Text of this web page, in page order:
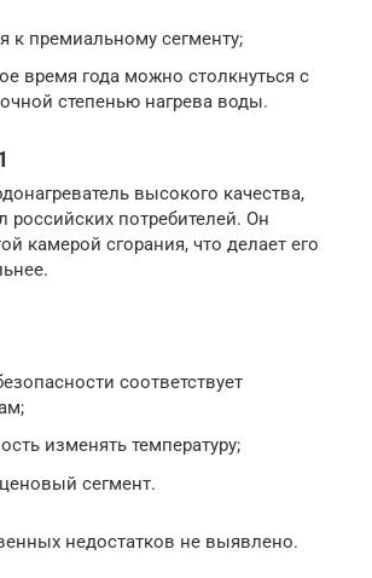
к премиальному сегменту;
время года можно столкнуться с
степенью нагрева воды.
высокого качества,
российских потребителей. Он
камерой сгорания, что делает его
соответствует
изменять температуру;
сегмент.
недостатков не выявлено.